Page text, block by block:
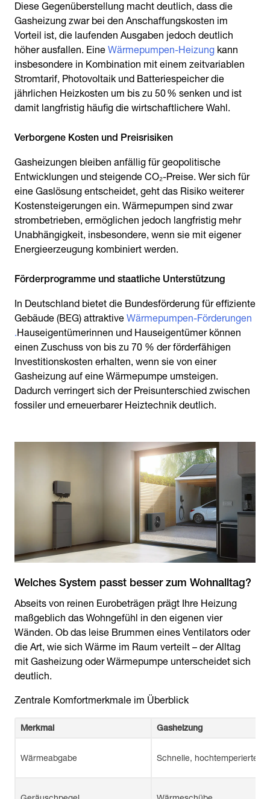
Diese Gegenüberstellung macht deutlich, dass die
Gasheizung zwar bei den Anschaffungskosten im
Vorteil ist, die laufenden Ausgaben jedoch deutlich
höher ausfallen. Eine Wärmepumpen-Heizung kann
insbesondere in Kombination mit einem zeitvariablen
Stromtarif, Photovoltaik und Batteriespeicher die
jährlichen Heizkosten um bis zu 50 % senken und ist
damit langfristig häufig die wirtschaftlichere Wahl.
Verborgene Kosten und Preisrisiken
Gasheizungen bleiben anfällig für geopolitische
Entwicklungen und steigende CO₂-Preise. Wer sich für
eine Gaslösung entscheidet, geht das Risiko weiterer
Kostensteigerungen ein. Wärmepumpen sind zwar
strombetrieben, ermöglichen jedoch langfristig mehr
Unabhängigkeit, insbesondere, wenn sie mit eigener
Energieerzeugung kombiniert werden.
Förderprogramme und staatliche Unterstützung
In Deutschland bietet die Bundesförderung für effiziente
Gebäude (BEG) attraktive Wärmepumpen-Förderungen
.Hauseigentümerinnen und Hauseigentümer können
einen Zuschuss von bis zu 70 % der förderfähigen
Investitionskosten erhalten, wenn sie von einer
Gasheizung auf eine Wärmepumpe umsteigen.
Dadurch verringert sich der Preisunterschied zwischen
fossiler und erneuerbarer Heiztechnik deutlich.
Welches System passt besser zum Wohnalltag?
Abseits von reinen Eurobeträgen prägt Ihre Heizung
maßgeblich das Wohngefühl in den eigenen vier
Wänden. Ob das leise Brummen eines Ventilators oder
die Art, wie sich Wärme im Raum verteilt – der Alltag
mit Gasheizung oder Wärmepumpe unterscheidet sich
deutlich.
Zentrale Komfortmerkmale im Überblick
Merkmal Gasheizung
Wärmeabgabe Schnelle, hochtemperierte